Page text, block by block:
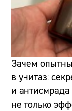
Зачем
в унитаз:
и
не только